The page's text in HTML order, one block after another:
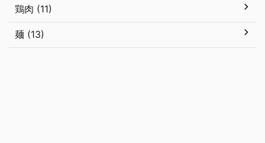
鶏肉 (11)
麺 (13)